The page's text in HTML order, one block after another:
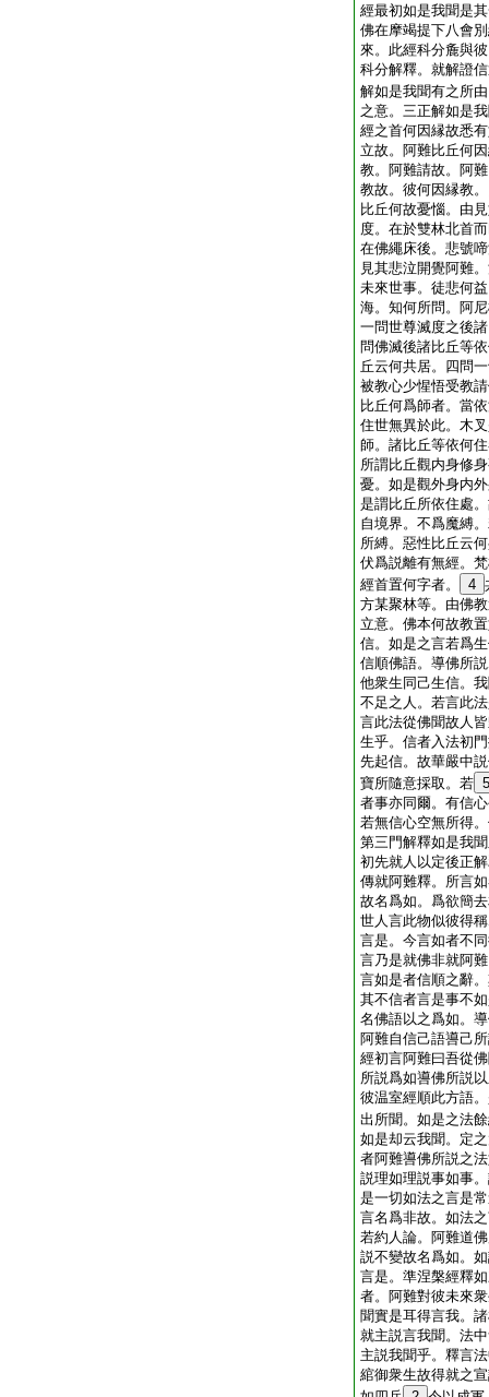
經最初如是我聞是
佛在摩竭提下八會
來。此經科分麁與
科分解釋。就解證
解如是我聞有之所
之意。三正解如是
經之首何因縁故悉
立故。阿難比丘何
教。阿難請故。阿
教故。彼何因縁教
比丘何故憂惱。由
度。在於雙林北首
在佛繩床後。悲號
見其悲泣開覺阿難
未來世事。徒悲何
海。知何所問。阿
一問世尊滅度之後
問佛滅後諸比丘等
丘云何共居。四問
被教心少惺悟受教
比丘何爲師者。當
住世無異於此。木
師。諸比丘等依何
所謂比丘觀内身修
憂。如是觀外身内
是謂比丘所依住處
自境界。不爲魔縛
所縛。惡性比丘云
伏爲説離有無經。
經首置何字者。
4
方某聚林等。由佛
立意。佛本何故教
信。如是之言若爲
信順佛語。導佛所
他衆生同己生信。
不足之人。若言此
言此法從佛聞故人
生乎。信者入法初
先起信。故華嚴中
寶所隨意採取。若 5
者事亦同爾。有信
若無信心空無所得
第三門解釋如是我
初先就人以定後正
傳就阿難釋。所言
故名爲如。爲欲簡
世人言此物似彼得
言是。今言如者不
言乃是就佛非就阿
言如是者信順之辭
其不信者言是事不
名佛語以之爲如。
阿難自信己語噵己
經初言阿難曰吾從
所説爲如噵佛所説
彼温室經順此方語
出所聞。如是之法
如是却云我聞。定
者阿難噵佛所説之
説理如理説事如事
是一切如法之言是
言名爲非故。如法
若約人論。阿難道
説不變故名爲如。
言是。準涅槃經釋
者。阿難對彼未來
聞實是耳得言我。
就主説言我聞。法
主説我聞乎。釋言
綰御衆生故得就之